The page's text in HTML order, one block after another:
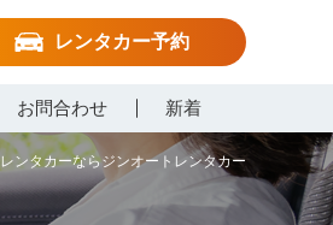
ンタカーならジンオートレンタカー
レンタカー予約
お問合わせ 新着